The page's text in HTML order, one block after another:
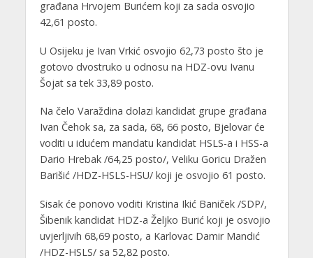
građana Hrvojem Burićem koji za sada osvojio
42,61 posto.
U Osijeku je Ivan Vrkić osvojio 62,73 posto što je
gotovo dvostruko u odnosu na HDZ-ovu Ivanu
Šojat sa tek 33,89 posto.
Na čelo Varaždina dolazi kandidat grupe građana
Ivan Čehok sa, za sada, 68, 66 posto, Bjelovar će
voditi u idućem mandatu kandidat HSLS-a i HSS-a
Dario Hrebak /64,25 posto/, Veliku Goricu Dražen
Barišić /HDZ-HSLS-HSU/ koji je osvojio 61 posto.
Sisak će ponovo voditi Kristina Ikić Baniček /SDP/,
Šibenik kandidat HDZ-a Željko Burić koji je osvojio
uvjerljivih 68,69 posto, a Karlovac Damir Mandić
/HDZ-HSLS/ sa 52,82 posto.